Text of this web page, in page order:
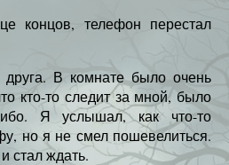
концов, телефон перестал
В комнате было очень
кто-то следит за мной, было
Я услышал, как что-то
но я не смел пошевелиться.
стал ждать.